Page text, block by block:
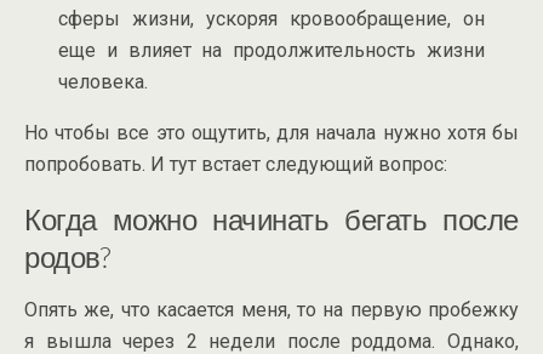
сферы жизни, ускоряя кровообращение, он
еще и влияет на продолжительность жизни
человека.
Но чтобы все это ощутить, для начала нужно хотя бы
попробовать. И тут встает следующий вопрос:
Когда можно начинать бегать после
родов?
Опять же, что касается меня, то на первую пробежку
я вышла через 2 недели после роддома. Однако,